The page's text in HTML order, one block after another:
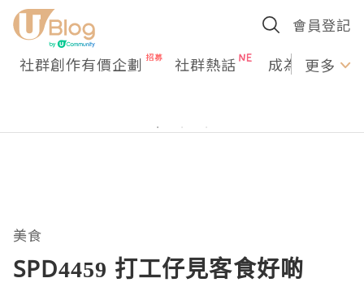
會員登記
社群創作有價企劃 社群熱話 成為U更多
美食
SPD4459 打工仔見客食好啲